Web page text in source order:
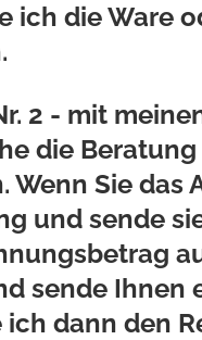
ich die Ware
2 - mit
die
Wenn Sie
und sende
sende Ihnen
ich dann den